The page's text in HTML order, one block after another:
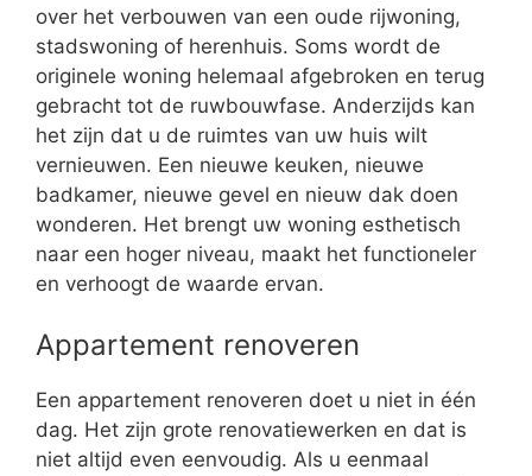
over het verbouwen van een oude rijwoning,
stadswoning of herenhuis. Soms wordt de
originele woning helemaal afgebroken en terug
gebracht tot de ruwbouwfase. Anderzijds kan
het zijn dat u de ruimtes van uw huis wilt
vernieuwen. Een nieuwe keuken, nieuwe
badkamer, nieuwe gevel en nieuw dak doen
wonderen. Het brengt uw woning esthetisch
naar een hoger niveau, maakt het functioneler
en verhoogt de waarde ervan.
Appartement renoveren
Een appartement renoveren doet u niet in één
dag. Het zijn grote renovatiewerken en dat is
niet altijd even eenvoudig. Als u eenmaal